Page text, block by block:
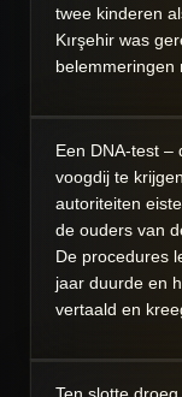
twee kinderen
Kırşehir was
belemmeringen
Een DNA-test –
voogdij te
autoriteiten
de ouders van
De procedures
jaar duurde en
vertaald en